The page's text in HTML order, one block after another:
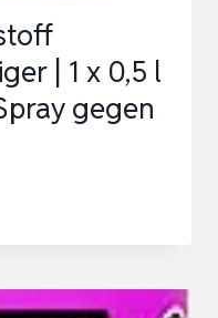
| 1 x 0,5 l
gegen